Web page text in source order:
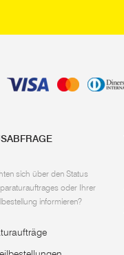
sich über den Status
oder Ihrer
informieren?